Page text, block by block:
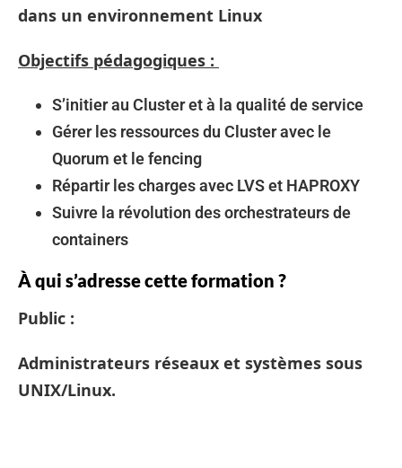
dans un environnement Linux
Objectifs pédagogiques :
S’initier au Cluster et à la qualité de service
Gérer les ressources du Cluster avec le
Quorum et le fencing
Répartir les charges avec LVS et HAPROXY
Suivre la révolution des orchestrateurs de
containers
À qui s’adresse cette formation ?
Public :
Administrateurs réseaux et systèmes sous
UNIX/Linux.